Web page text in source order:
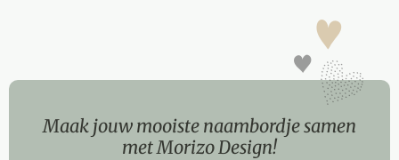
Maak jouw mooiste naambordje samen
met Morizo Design!